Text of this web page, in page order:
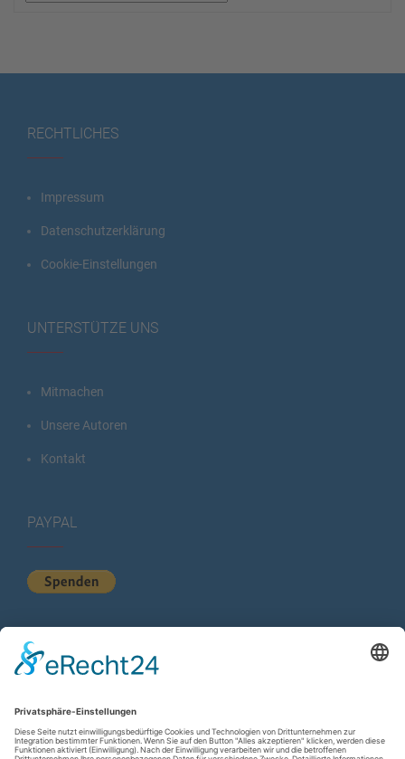
RECHTLICHES
Impressum
Datenschutzerklärung
Cookie-Einstellungen
UNTERSTÜTZE UNS
Mitmachen
Unsere Autoren
Kontakt
PAYPAL
KURZSTATISTIK
Total Views:614.306
Besucher gesamt:224.610